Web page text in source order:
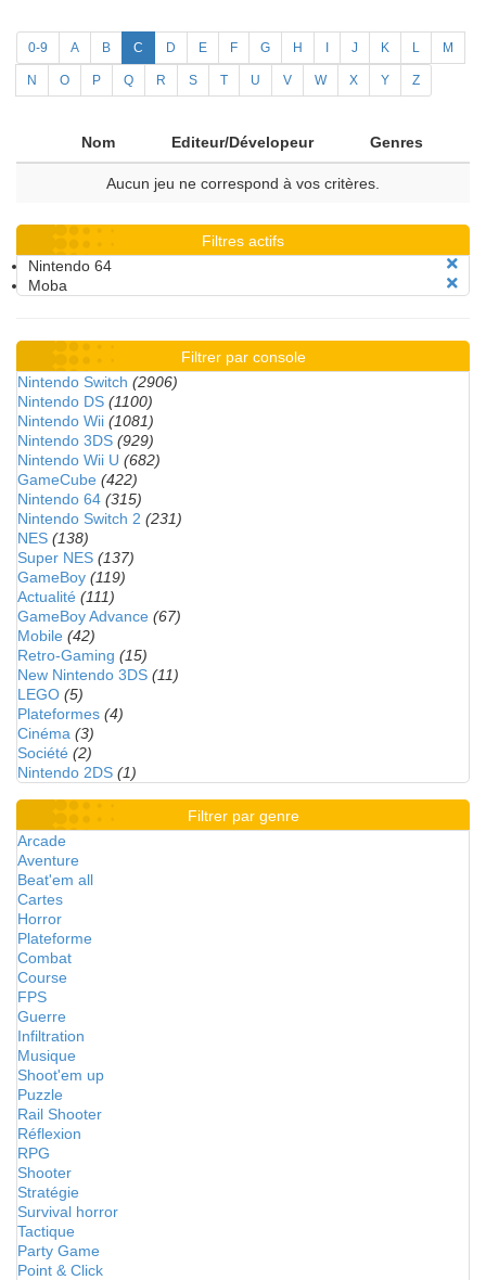
0-9 A B C D E F G H J K L M
N O P Q R S T U V W X Y Z
Nom Editeur/Dévelopeur Genres
Aucun jeu ne correspond à vos critères.
Filtres actifs
Nintendo 64
Moba
Filtrer par console
Nintendo Switch (2906)
Nintendo DS (1100)
Nintendo Wii (1081)
Nintendo 3DS (929)
Nintendo Wii U (682)
GameCube (422)
Nintendo 64 (315)
Nintendo Switch 2 (231)
NES (138)
Super NES (137)
GameBoy (119)
Actualité (111)
GameBoy Advance (67)
Mobile (42)
Retro-Gaming (15)
New Nintendo 3DS (11)
LEGO (5)
Plateformes (4)
Cinéma (3)
Société (2)
Nintendo 2DS (1)
Filtrer par genre
Arcade
Aventure
Beat'em all
Cartes
Horror
Plateforme
Combat
Course
FPS
Guerre
Infiltration
Musique
Shoot'em up
Puzzle
Rail Shooter
Réflexion
RPG
Shooter
Stratégie
Survival horror
Tactique
Party Game
Point & Click